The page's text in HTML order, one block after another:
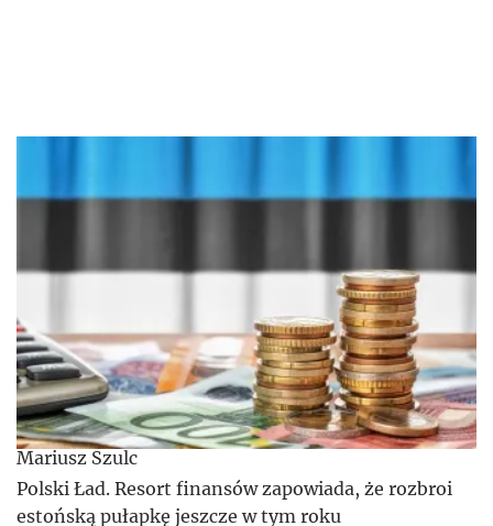
Mariusz Szulc
Polski Ład. Resort finansów zapowiada, że rozbroi
estońską pułapkę jeszcze w tym roku